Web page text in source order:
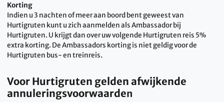
Korting
Indien u 3 nachten of meer aan boord bent geweest van
Hurtigruten kunt u zich aanmelden als Ambassador bij
Hurtigruten. U krijgt dan over uw volgende Hurtigruten reis 5%
extra korting. De Ambassadors korting is niet geldig voor de
Hurtigruten bus- en treinreis.
Voor Hurtigruten gelden afwijkende
annuleringsvoorwaarden